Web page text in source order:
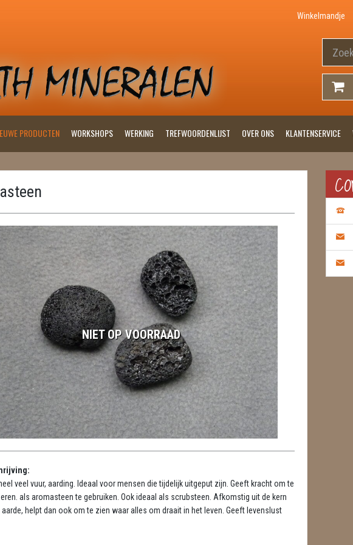
Winkelmandje
PRODUCTEN WORKSHOPS WERKING TREFWOORDENLIJST OVER ONS KLANTENSERVICE
NIET OP VOORRAAD
veel vuur, aarding. Ideaal voor mensen die tijdelijk uitgeput zijn. Geeft kracht om te
als aromasteen te gebruiken. Ook ideaal als scrubsteen. Afkomstig uit de kern
aarde, helpt dan ook om te zien waar alles om draait in het leven. Geeft levenslust